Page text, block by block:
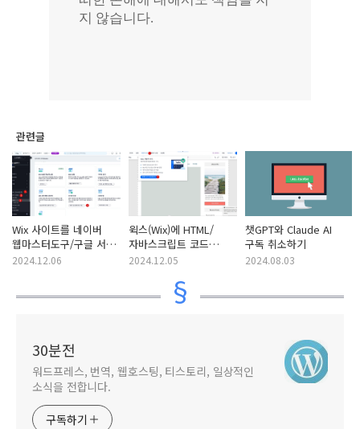
관련글
Wix 사이트를 네이버
웹마스터도구/구글 서치
콘솔에 등록하기
2024.12.06
윅스(Wix)에 HTML/
자바스크립트 코드
추가하는 방법
2024.12.05
챗GPT와 Claude AI
구독 취소하기
2024.08.03
30분전
워드프레스, 번역, 웹호스팅, 티스토리, 일상적인
소식을 전합니다.
구독하기